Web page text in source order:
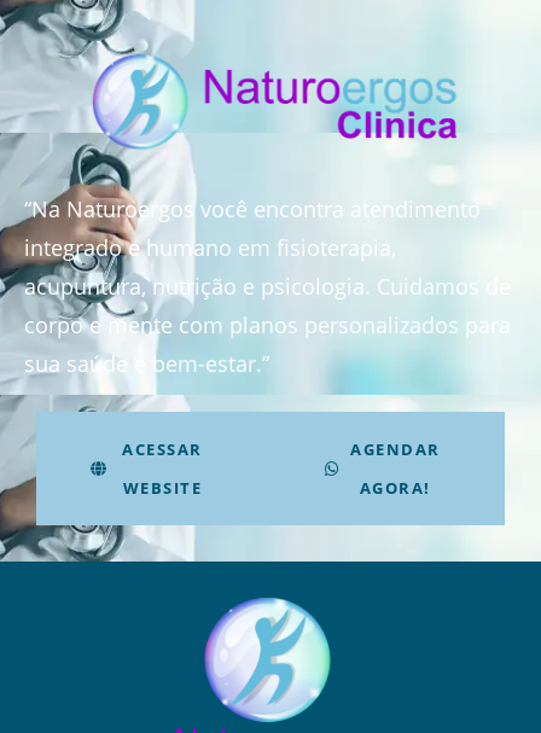
“Na Naturoergos você encontra atendimento
integrado e humano em fisioterapia,
acupuntura, nutrição e psicologia. Cuidamos de
corpo e mente com planos personalizados para
sua saúde e bem-estar.”
ACESSAR
WEBSITE
AGENDAR
AGORA!